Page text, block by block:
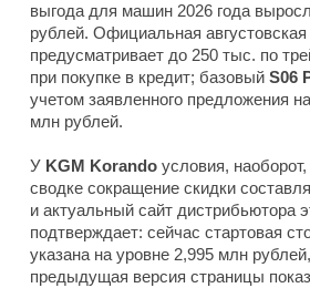
выгода для машин 2026 года
рублей. Официальная
предусматривает до 250 тыс. по
при покупке в кредит; базовый S06
учетом заявленного предложения
млн рублей.
У KGM Korando условия,
сводке сокращение скидки
и актуальный сайт дистрибьютора
подтверждает: сейчас стартовая
указана на уровне 2,995 млн
предыдущая версия страницы